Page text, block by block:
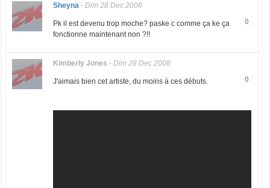
Sheyna- Dim 28 Dec 2008
0
Pk il est devenu trop moche? paske c comme ça ke ça
fonctionne maintenant non ?!!
Kimberly Jones - Dim 28 Dec 2008
0
J'aimais bien cet artiste, du moins à ces débuts.